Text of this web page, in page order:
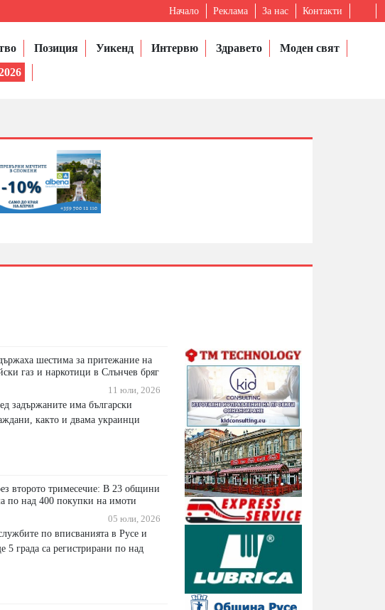
Начало Реклама За нас Контакти
Позиция Уикенд Интервю Здравето
Моден свят
шестима за притежание на
газ и наркотици в Слънчев бряг
11 юли, 2026
задържаните има български
както и двама украинци
второто тримесечие: В 23 общини
по над 400 покупки на имоти
05 юли, 2026
по вписванията в Русе и
5 града са регистрирани по над